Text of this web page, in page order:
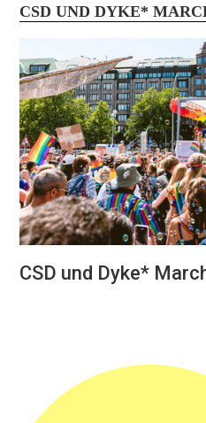
CSD UND DYKE*
CSD und Dyke*